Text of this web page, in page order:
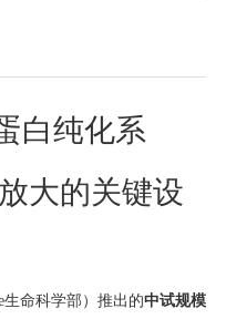
白纯化系
大的关键设
生命科学部）推出的中试规模